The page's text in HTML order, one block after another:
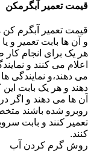
قیمت تعمیر آبگرمکن
قیمت تعمیر آبگرم
و آن ها بابت تعمیر و
هر یک برای انجام
اعلام می کنند و
می دهند،و نمایندگی
دهند و هر یک بابت
آن ها می دهند و اگر
روبرو شده باشند
تعمیر کنند و بابت
کنند.
روش گرم کردن آب